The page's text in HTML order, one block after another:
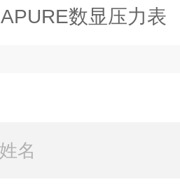
APURE数显压力表